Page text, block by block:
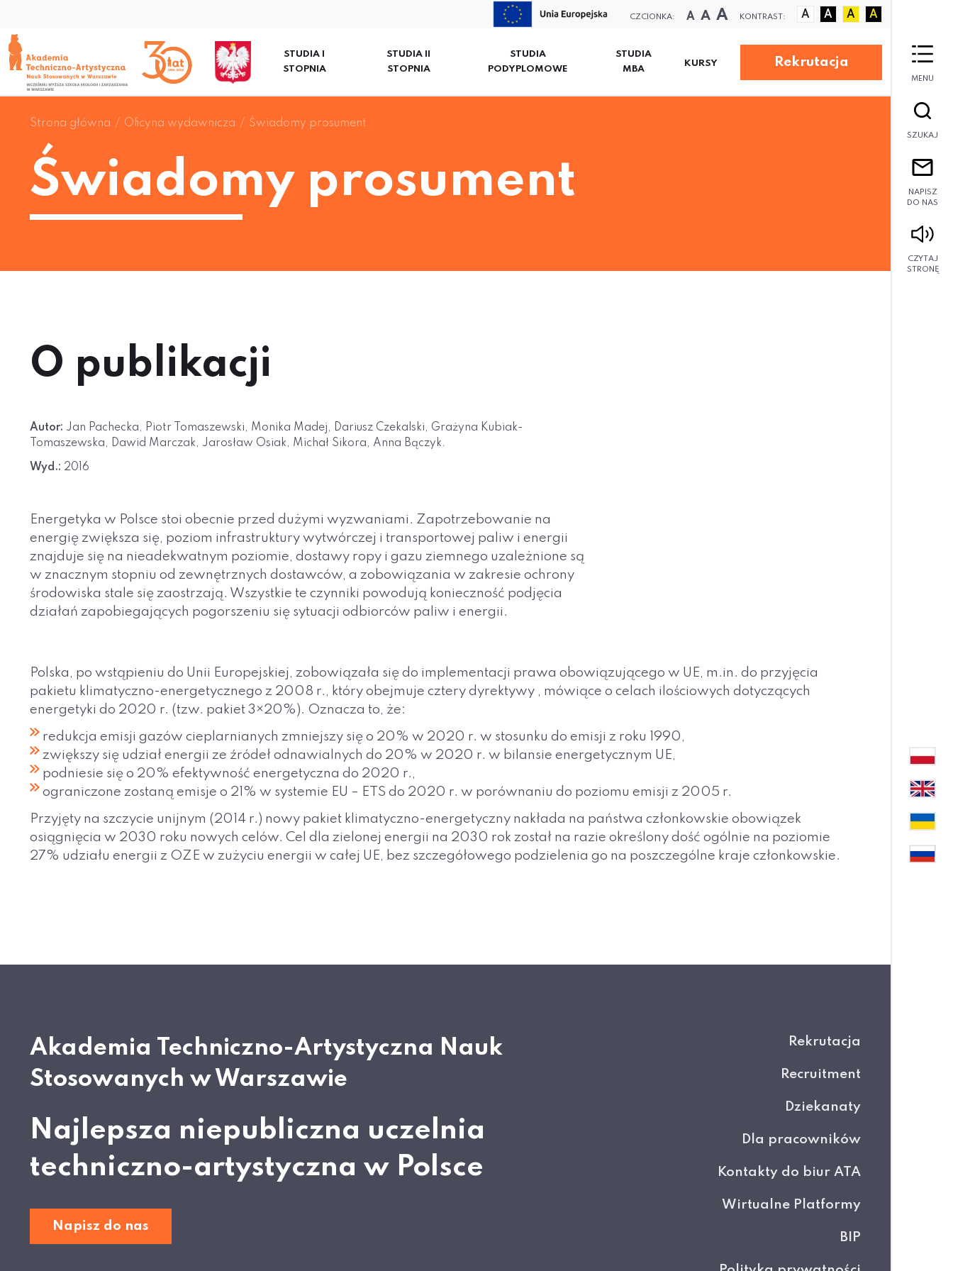
CZCIONKA: A A A KONTRAST: A A A A
STUDIA I
STOPNIA
STUDIA II
STOPNIA
STUDIA
PODYPLOMOWE
STUDIA
MBA
KURSY Rekrutacja
MENU
SZUKAJ
NAPISZ
DO NAS
CZYTAJ
STRONĘ
Strona główna Oficyna wydawnicza Świadomy prosument
Świadomy prosument
O publikacji
Autor: Jan Pachecka, Piotr Tomaszewski, Monika Madej, Dariusz Czekalski, Grażyna Kubiak-
Tomaszewska, Dawid Marczak, Jarosław Osiak, Michał Sikora, Anna Bączyk.
Wyd.: 2016
Energetyka w Polsce stoi obecnie przed dużymi wyzwaniami. Zapotrzebowanie na
energię zwiększa się, poziom infrastruktury wytwórczej i transportowej paliw i energii
znajduje się na nieadekwatnym poziomie, dostawy ropy i gazu ziemnego uzależnione są
w znacznym stopniu od zewnętrznych dostawców, a zobowiązania w zakresie ochrony
środowiska stale się zaostrzają. Wszystkie te czynniki powodują konieczność podjęcia
działań zapobiegających pogorszeniu się sytuacji odbiorców paliw i energii.
Polska, po wstąpieniu do Unii Europejskiej, zobowiązała się do implementacji prawa obowiązującego w UE, m.in. do przyjęcia
pakietu klimatyczno-energetycznego z 2008 r., który obejmuje cztery dyrektywy , mówiące o celach ilościowych dotyczących
energetyki do 2020 r. (tzw. pakiet 3×20%). Oznacza to, że:
redukcja emisji gazów cieplarnianych zmniejszy się o 20% w 2020 r. w stosunku do emisji z roku 1990,
zwiększy się udział energii ze źródeł odnawialnych do 20% w 2020 r. w bilansie energetycznym UE,
podniesie się o 20% efektywność energetyczna do 2020 r.,
ograniczone zostaną emisje o 21% w systemie EU – ETS do 2020 r. w porównaniu do poziomu emisji z 2005 r.
Przyjęty na szczycie unijnym (2014 r.) nowy pakiet klimatyczno-energetyczny nakłada na państwa członkowskie obowiązek
osiągnięcia w 2030 roku nowych celów. Cel dla zielonej energii na 2030 rok został na razie określony dość ogólnie na poziomie
27% udziału energii z OZE w zużyciu energii w całej UE, bez szczegółowego podzielenia go na poszczególne kraje członkowskie.
Akademia Techniczno-Artystyczna Nauk
Stosowanych w Warszawie
Najlepsza niepubliczna uczelnia
techniczno-artystyczna w Polsce
Napisz do nas
Rekrutacja
Recruitment
Dziekanaty
Dla pracowników
Kontakty do biur ATA
Wirtualne Platformy
BIP